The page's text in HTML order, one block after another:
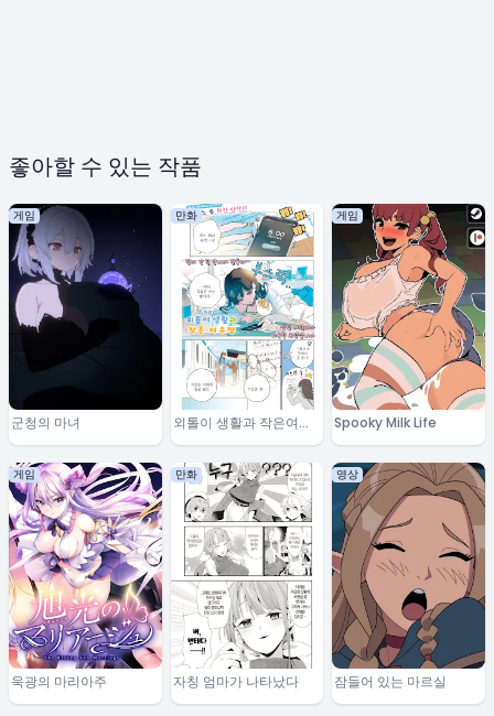
좋아할 수 있는 작품
게임
군청의 마녀
만화
외톨이 생활과 작은여우
쨩
게임
Spooky Milk Life
게임
욱광의 마리아주
만화
자칭 엄마가 나타났다
영상
잠들어 있는 마르실